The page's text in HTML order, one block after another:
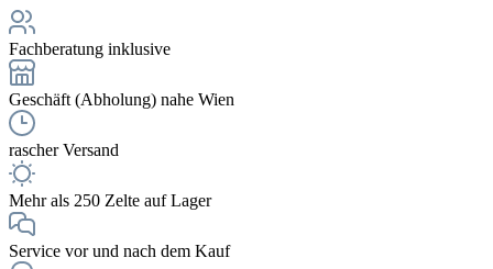
Fachberatung inklusive
Geschäft (Abholung) nahe Wien
rascher Versand
Mehr als 250 Zelte auf Lager
Service vor und nach dem Kauf